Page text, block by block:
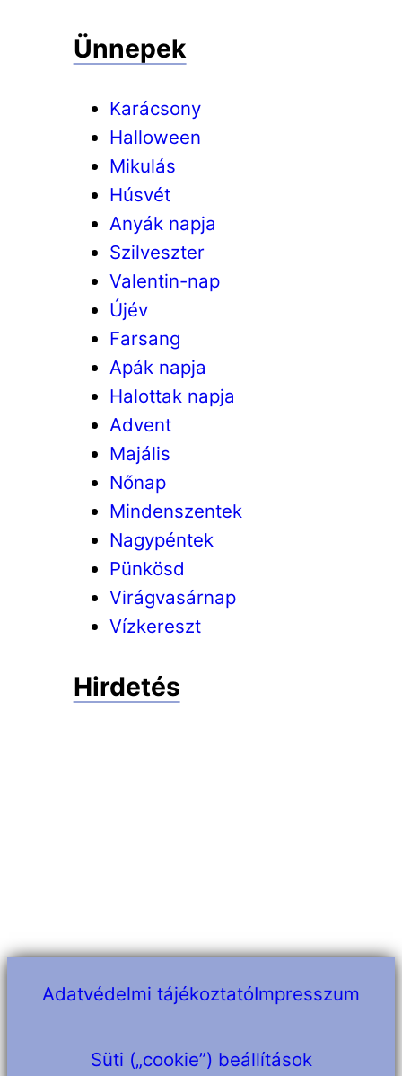
Ünnepek
Karácsony
Halloween
Mikulás
Húsvét
Anyák napja
Szilveszter
Valentin-nap
Újév
Farsang
Apák napja
Halottak napja
Advent
Majális
Nőnap
Mindenszentek
Nagypéntek
Pünkösd
Virágvasárnap
Vízkereszt
Hirdetés
Adatvédelmi tájékoztatóImpresszum
Süti („cookie”) beállítások